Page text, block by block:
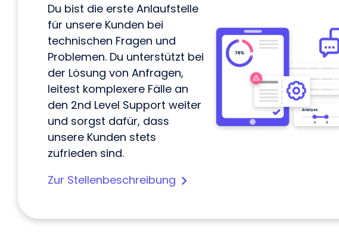
Du bist die erste Anlaufstelle
für unsere Kunden bei
technischen Fragen und
Problemen. Du unterstützt bei
der Lösung von Anfragen,
leitest komplexere Fälle an
den 2nd Level Support weiter
und sorgst dafür, dass
unsere Kunden stets
zufrieden sind.
Zur Stellenbeschreibung